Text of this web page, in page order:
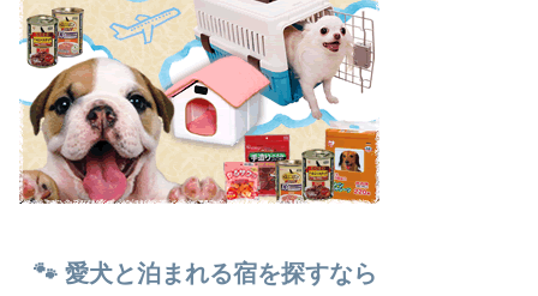
🐾 愛犬と泊まれる宿を探すなら